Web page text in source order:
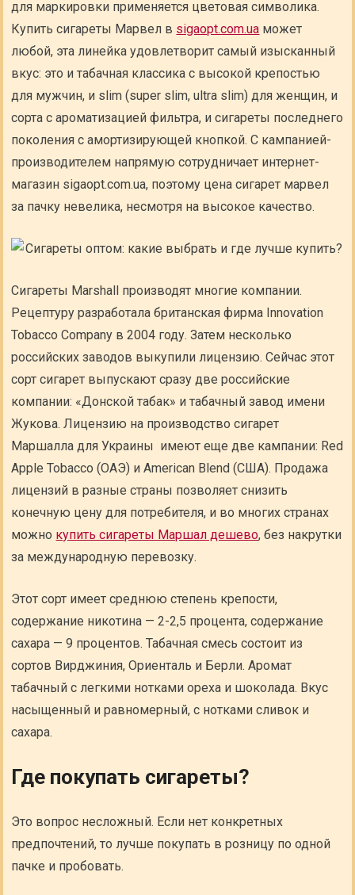
для маркировки применяется цветовая символика.
Купить сигареты Марвел в sigaopt.com.ua может
любой, эта линейка удовлетворит самый изысканный
вкус: это и табачная классика с высокой крепостью
для мужчин, и slim (super slim, ultra slim) для женщин, и
сорта с ароматизацией фильтра, и сигареты последнего
поколения с амортизирующей кнопкой. С кампанией-
производителем напрямую сотрудничает интернет-
магазин sigaopt.com.ua, поэтому цена сигарет марвел
за пачку невелика, несмотря на высокое качество.
Сигареты Marshall производят многие компании.
Рецептуру разработала британская фирма Innovation
Tobacco Company в 2004 году. Затем несколько
российских заводов выкупили лицензию. Сейчас этот
сорт сигарет выпускают сразу две российские
компании: «Донской табак» и табачный завод имени
Жукова. Лицензию на производство сигарет
Маршалла для Украины имеют еще две кампании: Red
Apple Tobacco (ОАЭ) и American Blend (США). Продажа
лицензий в разные страны позволяет снизить
конечную цену для потребителя, и во многих странах
можно купить сигареты Маршал дешево, без накрутки
за международную перевозку.
Этот сорт имеет среднюю степень крепости,
содержание никотина — 2-2,5 процента, содержание
сахара — 9 процентов. Табачная смесь состоит из
сортов Вирджиния, Ориенталь и Берли. Аромат
табачный с легкими нотками ореха и шоколада. Вкус
насыщенный и равномерный, с нотками сливок и
сахара.
Где покупать сигареты?
Это вопрос несложный. Если нет конкретных
предпочтений, то лучше покупать в розницу по одной
пачке и пробовать.